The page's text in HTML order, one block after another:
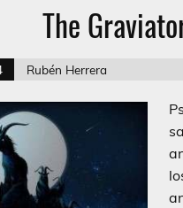
The
Rubén Herrera